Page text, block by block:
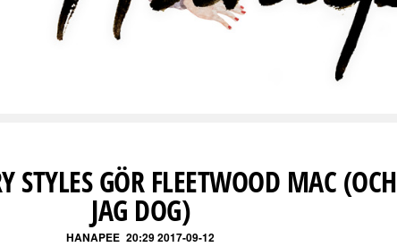
STYLES GÖR FLEETWOOD MAC (OCH
JAG DOG)
HANAPEE 20:29 2017-09-12